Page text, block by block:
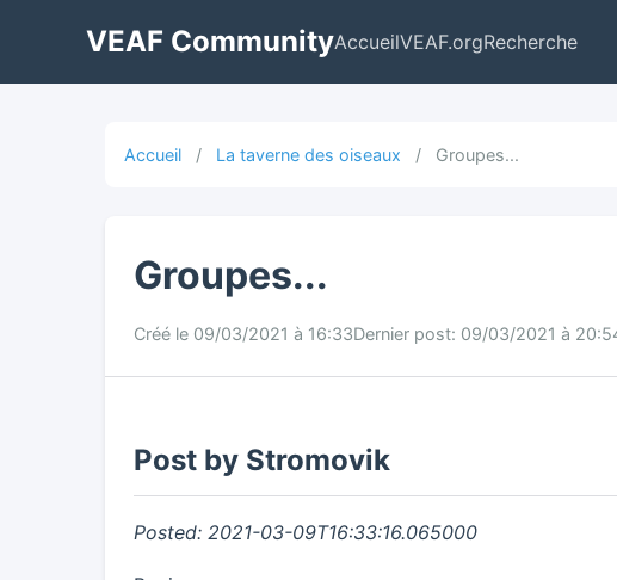
VEAF CommunityAccueilVEAF.orgRecherche
Accueil / La taverne des oiseaux / Groupes...
Groupes...
Créé le 09/03/2021 à 16:33Dernier post: 09/03/2021 à
Post by Stromovik
Posted: 2021-03-09T16:33:16.065000